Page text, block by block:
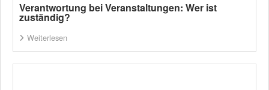
Verantwortung bei Veranstaltungen: Wer ist
zuständig?
Weiterlesen